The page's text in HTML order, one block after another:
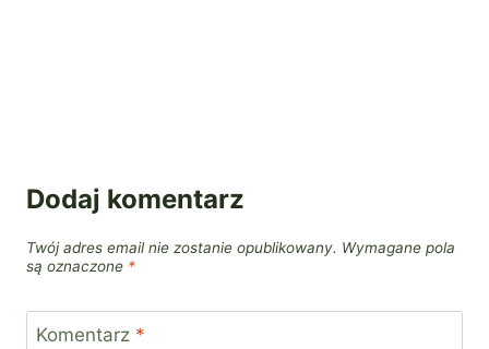
Dodaj komentarz
Twój adres email nie zostanie opublikowany. Wymagane pola
są oznaczone *
Komentarz *